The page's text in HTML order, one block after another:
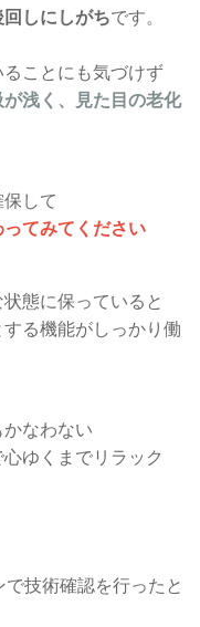
しにしがちです。
ことにも気づけず
浅く、見た目の老化
して
てみてください
態に保っていると
る機能がしっかり働
なわない
ゆくまでリラック
技術確認を行ったと